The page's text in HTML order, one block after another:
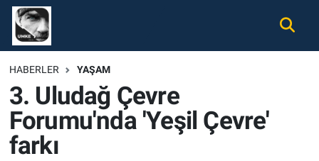
HABERLER YAŞAM
3. Uludağ Çevre
Forumu'nda 'Yeşil Çevre'
farkı
Gündem
Ekonomi
Spor
Nöbetçi Eczaneler
Hava Durumu
Namaz Vakitleri